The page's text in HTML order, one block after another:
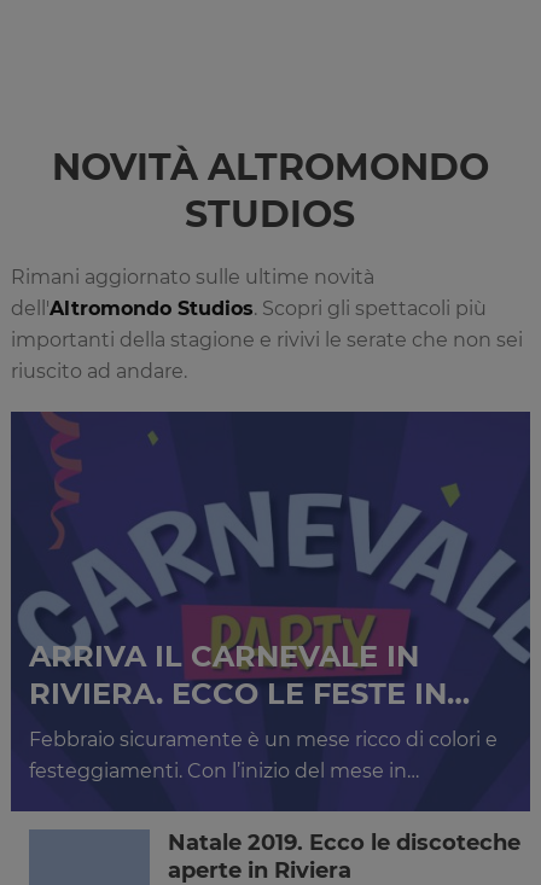
NOVITÀ ALTROMONDO
STUDIOS
Rimani aggiornato sulle ultime novità
dell'Altromondo Studios. Scopri gli spettacoli più
importanti della stagione e rivivi le serate che non sei
riuscito ad andare.
ARRIVA IL CARNEVALE IN
RIVIERA. ECCO LE FESTE IN…
Febbraio sicuramente è un mese ricco di colori e
festeggiamenti. Con l’inizio del mese in…
Natale 2019. Ecco le discoteche
aperte in Riviera